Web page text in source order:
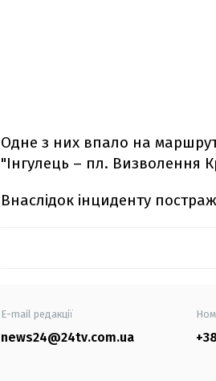
Одне з них впало на
"Інгулець – пл. Визволення
Внаслідок інциденту
E-mail редакції
news24@24tv.com.ua